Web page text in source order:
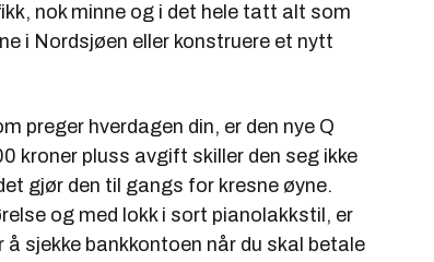
nok minne og i det hele tatt alt som
i Nordsjøen eller konstruere et nytt
preger hverdagen din, er den nye Q
kroner pluss avgift skiller den seg ikke
gjør den til gangs for kresne øyne.
og med lokk i sort pianolakkstil, er
sjekke bankkontoen når du skal betale